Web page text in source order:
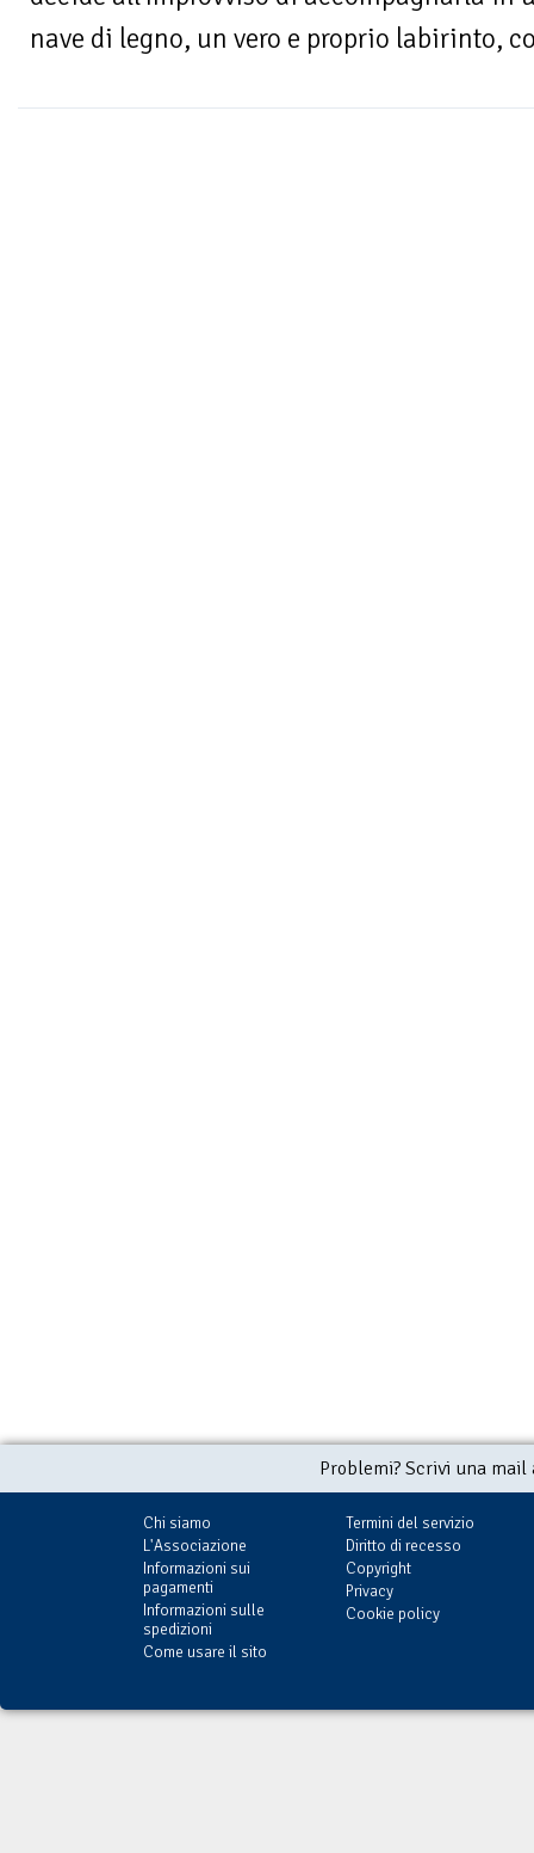
nave di legno, un vero e proprio labirinto,
Problemi? Scrivi una
Chi siamo
L'Associazione
Informazioni sui
pagamenti
Informazioni sulle
spedizioni
Come usare il sito
Termini del servizio
Diritto di recesso
Copyright
Privacy
Cookie policy